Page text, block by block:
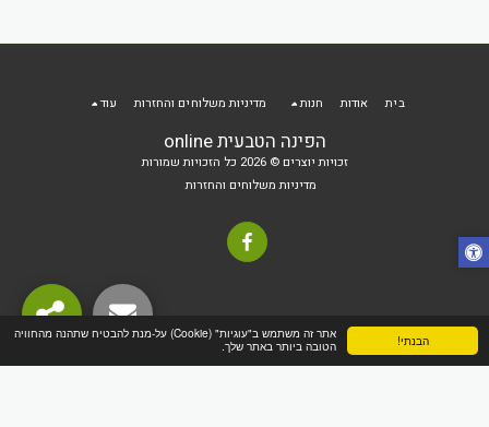
הבנתי!
אתר זה משתמש ב"עוגיות" (Cookie) על-מנת להבטיח שתהנה מהחוויה
הטובה ביותר באתר שלך.
הפינה הטבעית online
זכויות יוצרים © 2026 כל הזכויות שמורות
מדיניות משלוחים והחזרות
בית אודות חנות מדיניות משלוחים והחזרות עוד